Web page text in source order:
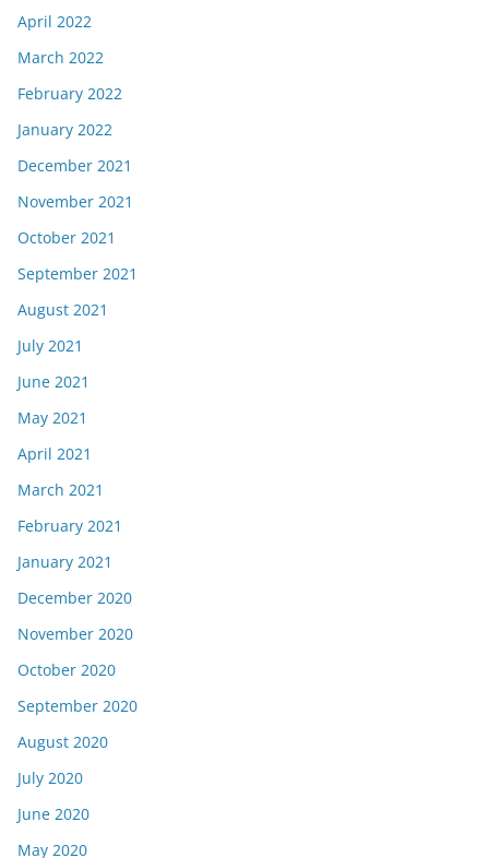
April 2022
March 2022
February 2022
January 2022
December 2021
November 2021
October 2021
September 2021
August 2021
July 2021
June 2021
May 2021
April 2021
March 2021
February 2021
January 2021
December 2020
November 2020
October 2020
September 2020
August 2020
July 2020
June 2020
May 2020